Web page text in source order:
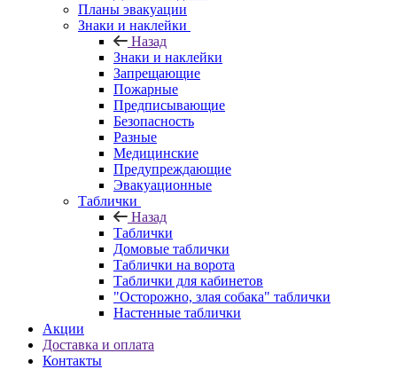
Планы эвакуации
Знаки и наклейки
Назад
Знаки и наклейки
Запрещающие
Пожарные
Предписывающие
Безопасность
Разные
Медицинские
Предупреждающие
Эвакуационные
Таблички
Назад
Таблички
Домовые таблички
Таблички на ворота
Таблички для кабинетов
"Осторожно, злая собака" таблички
Настенные таблички
Акции
Доставка и оплата
Контакты